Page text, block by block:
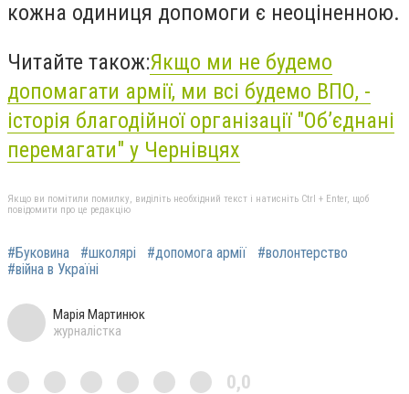
кожна одиниця допомоги є неоціненною.
Читайте також:Якщо ми не будемо
допомагати армії, ми всі будемо ВПО, -
історія благодійної організації "Об’єднані
перемагати" у Чернівцях
Якщо ви помітили помилку, виділіть необхідний текст і натисніть Ctrl + Enter, щоб
повідомити про це редакцію
#Буковина #школярі #допомога армії
#волонтерство
#війна в Україні
Марія Мартинюк
журналістка
0,0